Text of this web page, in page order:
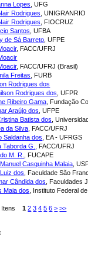
Lopes , UFG
Rodrigues , UNIGRANRIO
Rodrigues
, FIOCRUZ
Santos , UFBA
de Sá Barreto , UFPE
, FACC/UFRJ
, FACC/UFRJ (Brasil)
Freitas
, FURB
Rodrigues dos
Rodrigues dos , UFPR
Ribeiro Gama , Fundação
Araújo dos , UFPE
Batista dos ,
da Silva , FACC/UFRJ
Saldanha dos
, EA - UFRGS
Taborda G.
, FACC/UFRJ
M. R.
, FUCAPE
Casquinha Malaia ,
dos
, Faculdade São
Cândida dos
, Faculdades
Maia dos
, Instituto Federal
Itens1 2 3 4 5 6 > >>